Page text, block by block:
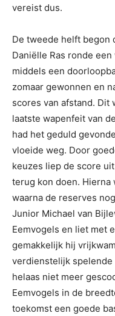
vereist dus.
De tweede helft begon
Daniëlle Ras ronde
middels een
zomaar gewonnen en
scores van afstand.
laatste wapenfeit van
had het geduld
vloeide weg. Door
keuzes liep de score
terug kon doen. Hierna
waarna de reserves
Junior Michael van
Eemvogels en liet met
gemakkelijk hij
verdienstelijk spelende
helaas niet meer
Eemvogels in de
toekomst een goede